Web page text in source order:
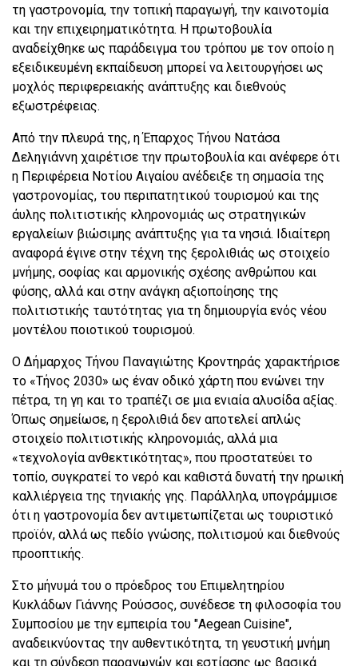
τη γαστρονομία, την τοπική παραγωγή, την καινοτομία
και την επιχειρηματικότητα. Η πρωτοβουλία
αναδείχθηκε ως παράδειγμα του τρόπου με τον οποίο η
εξειδικευμένη εκπαίδευση μπορεί να λειτουργήσει ως
μοχλός περιφερειακής ανάπτυξης και διεθνούς
εξωστρέφειας.
Από την πλευρά της, η Έπαρχος Τήνου Νατάσα
Δεληγιάννη χαιρέτισε την πρωτοβουλία και ανέφερε ότι
η Περιφέρεια Νοτίου Αιγαίου ανέδειξε τη σημασία της
γαστρονομίας, του περιπατητικού τουρισμού και της
άυλης πολιτιστικής κληρονομιάς ως στρατηγικών
εργαλείων βιώσιμης ανάπτυξης για τα νησιά. Ιδιαίτερη
αναφορά έγινε στην τέχνη της ξερολιθιάς ως στοιχείο
μνήμης, σοφίας και αρμονικής σχέσης ανθρώπου και
φύσης, αλλά και στην ανάγκη αξιοποίησης της
πολιτιστικής ταυτότητας για τη δημιουργία ενός νέου
μοντέλου ποιοτικού τουρισμού.
Ο Δήμαρχος Τήνου Παναγιώτης Κροντηράς χαρακτήρισε
το «Τήνος 2030» ως έναν οδικό χάρτη που ενώνει την
πέτρα, τη γη και το τραπέζι σε μια ενιαία αλυσίδα αξίας.
Όπως σημείωσε, η ξερολιθιά δεν αποτελεί απλώς
στοιχείο πολιτιστικής κληρονομιάς, αλλά μια
«τεχνολογία ανθεκτικότητας», που προστατεύει το
τοπίο, συγκρατεί το νερό και καθιστά δυνατή την ηρωική
καλλιέργεια της τηνιακής γης. Παράλληλα, υπογράμμισε
ότι η γαστρονομία δεν αντιμετωπίζεται ως τουριστικό
προϊόν, αλλά ως πεδίο γνώσης, πολιτισμού και διεθνούς
προοπτικής.
Στο μήνυμά του ο πρόεδρος του Επιμελητηρίου
Κυκλάδων Γιάννης Ρούσσος, συνέδεσε τη φιλοσοφία του
Συμποσίου με την εμπειρία του "Aegean Cuisine",
αναδεικνύοντας την αυθεντικότητα, τη γευστική μνήμη
και τη σύνδεση παραγωγών και εστίασης ως βασικά